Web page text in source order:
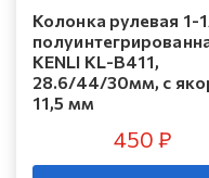
Колонка рулевая 1-
KENLI KL-B411,
28.6/44/30мм, с
11,5 мм
450 ₽